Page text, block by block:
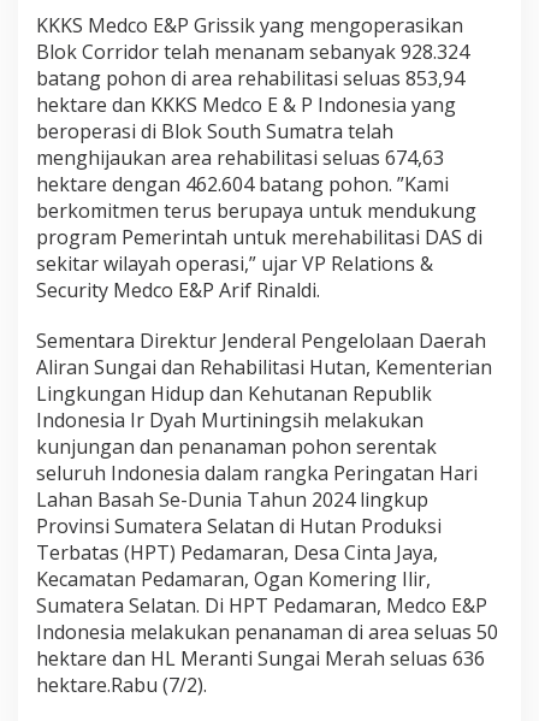
a
m
1
.
3
9
j
u
t
P
o
h
n
KKKS Medco E&P Grissik yang mengoperasikan
Blok Corridor telah menanam sebanyak 928.324
batang pohon di area rehabilitasi seluas 853,94
hektare dan KKKS Medco E & P Indonesia yang
beroperasi di Blok South Sumatra telah
menghijaukan area rehabilitasi seluas 674,63
hektare dengan 462.604 batang pohon. ”Kami
berkomitmen terus berupaya untuk mendukung
program Pemerintah untuk merehabilitasi DAS di
sekitar wilayah operasi,” ujar VP Relations &
Security Medco E&P Arif Rinaldi.
Sementara Direktur Jenderal Pengelolaan Daerah
Aliran Sungai dan Rehabilitasi Hutan, Kementerian
Lingkungan Hidup dan Kehutanan Republik
Indonesia Ir Dyah Murtiningsih melakukan
kunjungan dan penanaman pohon serentak
seluruh Indonesia dalam rangka Peringatan Hari
Lahan Basah Se-Dunia Tahun 2024 lingkup
Provinsi Sumatera Selatan di Hutan Produksi
Terbatas (HPT) Pedamaran, Desa Cinta Jaya,
Kecamatan Pedamaran, Ogan Komering Ilir,
Sumatera Selatan. Di HPT Pedamaran, Medco E&P
Indonesia melakukan penanaman di area seluas 50
hektare dan HL Meranti Sungai Merah seluas 636
hektare.Rabu (7/2).